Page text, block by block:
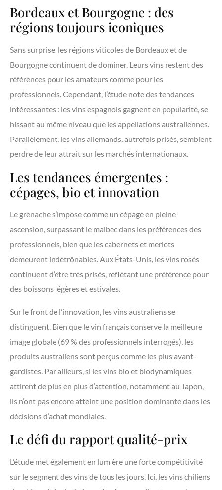
Bordeaux et Bourgogne : des
régions toujours iconiques
Sans surprise, les régions viticoles de Bordeaux et de
Bourgogne continuent de dominer. Leurs vins restent des
références pour les amateurs comme pour les
professionnels. Cependant, l’étude note des tendances
intéressantes : les vins espagnols gagnent en popularité, se
hissant au même niveau que les appellations australiennes.
Parallèlement, les vins allemands, autrefois prisés, semblent
perdre de leur attrait sur les marchés internationaux.
Les tendances émergentes :
cépages, bio et innovation
Le grenache s’impose comme un cépage en pleine
ascension, surpassant le malbec dans les préférences des
professionnels, bien que les cabernets et merlots
demeurent indétrônables. Aux États-Unis, les vins rosés
continuent d’être très prisés, reflétant une préférence pour
des boissons légères et estivales.
Sur le front de l’innovation, les vins australiens se
distinguent. Bien que le vin français conserve la meilleure
image globale (69 % des professionnels interrogés), les
produits australiens sont perçus comme les plus avant-
gardistes. Par ailleurs, si les vins bio et biodynamiques
attirent de plus en plus d’attention, notamment au Japon,
ils n’ont pas encore atteint une position dominante dans les
décisions d’achat mondiales.
Le défi du rapport qualité-prix
L’étude met également en lumière une forte compétitivité
sur le segment des vins de tous les jours. Ici, les vins chiliens